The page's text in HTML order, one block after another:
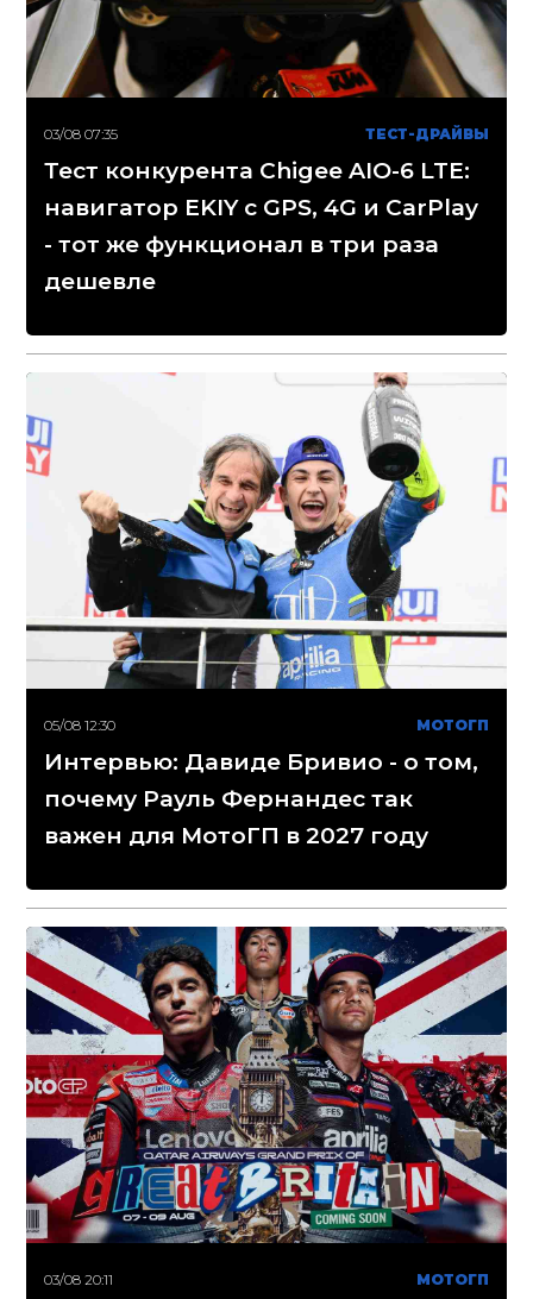
03/08 07:35 ТЕСТ-ДРАЙВЫ
Тест конкурента Chigee AIO-6 LTE:
навигатор EKIY с GPS, 4G и CarPlay
- тот же функционал в три раза
дешевле
05/08 12:30 МОТОГП
Интервью: Давиде Бривио - о том,
почему Рауль Фернандес так
важен для МотоГП в 2027 году
03/08 20:11 МОТОГП